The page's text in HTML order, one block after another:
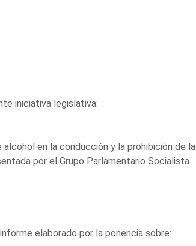
iniciativa legislativa:
en la conducción y la prohibición de la
por el Grupo Parlamentario Socialista.
elaborado por la ponencia sobre: